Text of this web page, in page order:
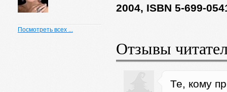
Посмотреть всех ...
2004, ISBN 5-699-
Отзывы
Те, кому